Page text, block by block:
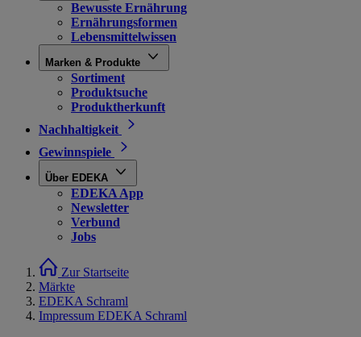
Bewusste Ernährung
Ernährungsformen
Lebensmittelwissen
Marken & Produkte
Sortiment
Produktsuche
Produktherkunft
Nachhaltigkeit
Gewinnspiele
Über EDEKA
EDEKA App
Newsletter
Verbund
Jobs
Zur Startseite
Märkte
EDEKA Schraml
Impressum EDEKA Schraml